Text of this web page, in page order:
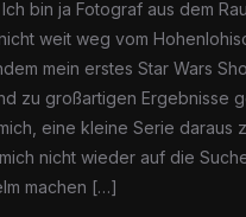
bin ja Fotograf aus dem
weit weg vom
mein erstes Star Wars
zu großartigen Ergebnisse
eine kleine Serie daraus
nicht wieder auf die
machen […]